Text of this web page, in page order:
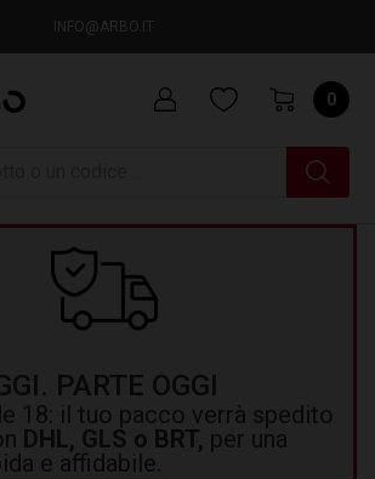
INFO@ARBO.IT
0
PARTE OGGI
18: il tuo pacco verrà spedito
DHL, GLS o BRT, per una
e affidabile.